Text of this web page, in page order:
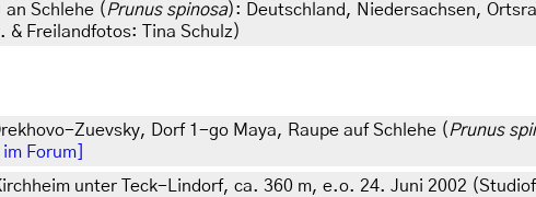
an Schlehe (Prunus spinosa): Deutschland, Niedersachsen,
& Freilandfotos: Tina Schulz)
Zuevsky, Dorf 1-go Maya, Raupe auf Schlehe (Prunus
Forum]
unter Teck-Lindorf, ca. 360 m, e.o. 24. Juni 2002